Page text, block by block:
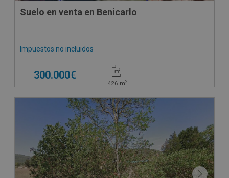
Suelo en venta en Benicarlo
Impuestos no incluidos
300.000€
426 m2